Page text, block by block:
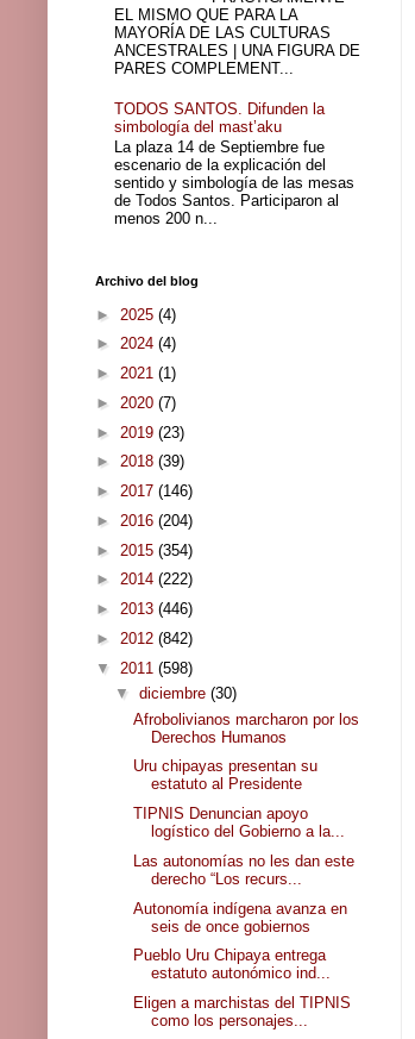
EL MISMO QUE PARA LA
MAYORÍA DE LAS CULTURAS
ANCESTRALES | UNA FIGURA DE
PARES COMPLEMENT...
TODOS SANTOS. Difunden la
simbología del mast’aku
La plaza 14 de Septiembre fue
escenario de la explicación del
sentido y simbología de las mesas
de Todos Santos. Participaron al
menos 200 n...
Archivo del blog
► 2025 (4)
► 2024 (4)
► 2021 (1)
► 2020 (7)
► 2019 (23)
► 2018 (39)
► 2017 (146)
► 2016 (204)
► 2015 (354)
► 2014 (222)
► 2013 (446)
► 2012 (842)
▼ 2011 (598)
▼ diciembre (30)
Afrobolivianos marcharon por los
Derechos Humanos
Uru chipayas presentan su
estatuto al Presidente
TIPNIS Denuncian apoyo
logístico del Gobierno a la...
Las autonomías no les dan este
derecho “Los recurs...
Autonomía indígena avanza en
seis de once gobiernos
Pueblo Uru Chipaya entrega
estatuto autonómico ind...
Eligen a marchistas del TIPNIS
como los personajes...